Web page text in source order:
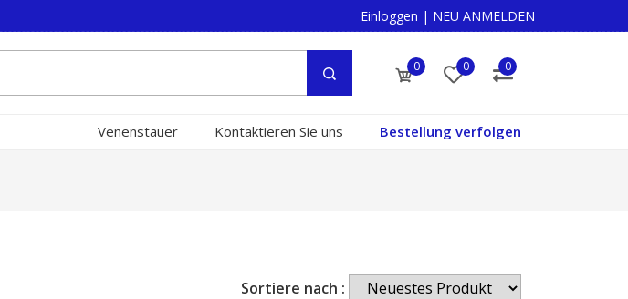
Einloggen | NEU ANMELDEN
0 0 0
Venenstauer Kontaktieren Sie uns Bestellung verfolgen
Sortiere nach :